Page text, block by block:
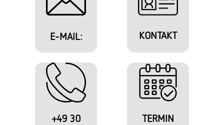
E-MAIL: KONTAKT
+49 30
TERMIN